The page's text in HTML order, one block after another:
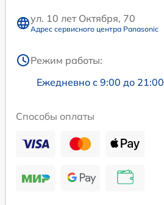
ул. 10 лет Октября, 70
Адрес сервисного центра Panasonic
Режим работы:
Ежедневно с 9:00 до 21:00
Способы оплаты